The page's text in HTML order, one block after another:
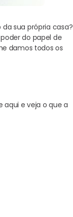
sua própria casa?
do papel de
damos todos os
aqui e veja o que a